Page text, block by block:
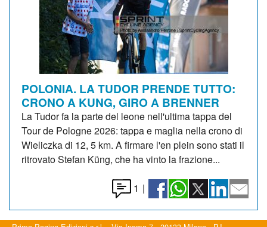
POLONIA. LA TUDOR PRENDE TUTTO:
CRONO A KUNG, GIRO A BRENNER
La Tudor fa la parte del leone nell'ultima tappa del
Tour de Pologne 2026: tappa e maglia nella crono di
Wieliczka di 12, 5 km. A firmare l'en plein sono stati il
ritrovato Stefan Küng, che ha vinto la frazione...
1 |